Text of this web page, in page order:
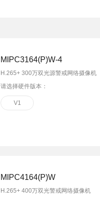
1200M无线
Wi-Fi 4无线
其他规格
无线扩展
有线路由
无线网络摄像机
球机
2.5G交换机
无线控制器
MIPC3164(P)W-4
H.265+ 300万双光源警戒网络摄像机
请选择硬件版本：
V1
MIPC4164(P)W
H.265+ 400万双光警戒网络摄像机